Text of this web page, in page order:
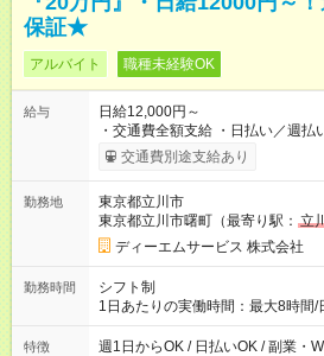
保証★
アルバイト 職種未経験OK
給与
日給12,000円～
・交通費全額支給 ・日払い／週
あり ・－・－・－・－・－・－・－・－・－・－・ ★☆入社祝
金20万円★☆ ※1勤務毎に2000円
－・－・－・－・－・ ≪給与例≫ 月22日働いた場合 月給：26
万4，000円 ＝12，000円×22日 ※別途交通費
20時間×1，226円／合計24，520
【試用期間】試用期間なし
交通費別途支給あり
勤務地
東京都立川市
東京都立川市曙町（最寄り駅： 立
ディーエムサービス 株式会社
勤務時間
シフト制
1日あたりの実働時間：最大8時間
時間・休憩1時間 ⇒実は…16時くらいには終わっちゃうことがほ
とんどです！ ★早く勤務が終わっ
特徴
週1日からOK / 日払いOK / 副業・